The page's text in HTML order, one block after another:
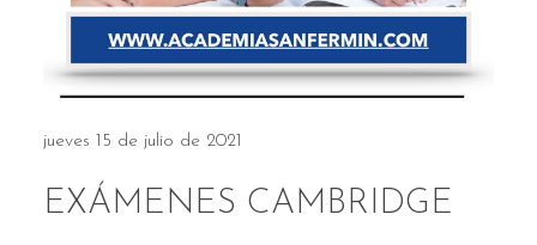
jueves 15 de julio de 2021
EXÁMENES CAMBRIDGE